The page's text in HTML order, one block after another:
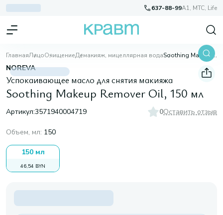
637-88-99A1, МТС, Life
ГлавнаяЛицоОчищениеДемакияж, мицеллярная вода Soothing Makeup Remover Oil, 150 мл
NOREVA
Успокаивающее масло для снятия макияжа
Soothing Makeup Remover Oil, 150 мл
Артикул:3571940004719 0Оставить отзыв
Объем, мл: 150
150 мл
46,54 BYN